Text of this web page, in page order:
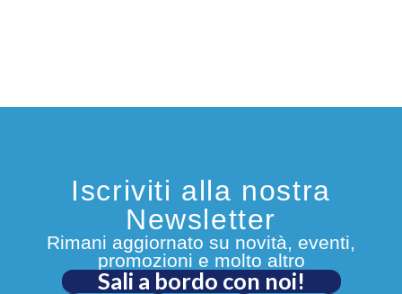
Iscriviti alla nostra
Newsletter
Rimani aggiornato su novità, eventi,
promozioni e molto altro
Sali a bordo con noi!